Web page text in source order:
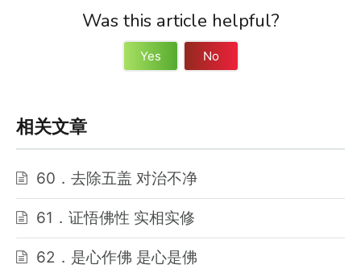
Was this article helpful?
Yes No
相关文章
60．去除五盖 对治不净
61．证悟佛性 实相实修
62．是心作佛 是心是佛